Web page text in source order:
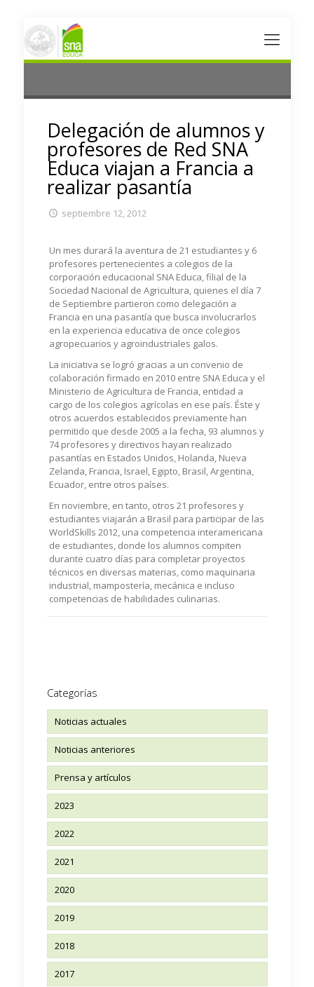
Delegación de alumnos y
profesores de Red SNA
Educa viajan a Francia a
realizar pasantía
septiembre 12, 2012
Un mes durará la aventura de 21 estudiantes y 6
profesores pertenecientes a colegios de la
corporación educacional SNA Educa, filial de la
Sociedad Nacional de Agricultura, quienes el día 7
de Septiembre partieron como delegación a
Francia en una pasantía que busca involucrarlos
en la experiencia educativa de once colegios
agropecuarios y agroindustriales galos.
La iniciativa se logró gracias a un convenio de
colaboración firmado en 2010 entre SNA Educa y el
Ministerio de Agricultura de Francia, entidad a
cargo de los colegios agrícolas en ese país. Éste y
otros acuerdos establecidos previamente han
permitido que desde 2005 a la fecha, 93 alumnos y
74 profesores y directivos hayan realizado
pasantías en Estados Unidos, Holanda, Nueva
Zelanda, Francia, Israel, Egipto, Brasil, Argentina,
Ecuador, entre otros países.
En noviembre, en tanto, otros 21 profesores y
estudiantes viajarán a Brasil para participar de las
WorldSkills 2012, una competencia interamericana
de estudiantes, donde los alumnos compiten
durante cuatro días para completar proyectos
técnicos en diversas materias, como maquinaria
industrial, mampostería, mecánica e incluso
competencias de habilidades culinarias.
Categorías
Noticias actuales
Noticias anteriores
Prensa y artículos
2023
2022
2021
2020
2019
2018
2017